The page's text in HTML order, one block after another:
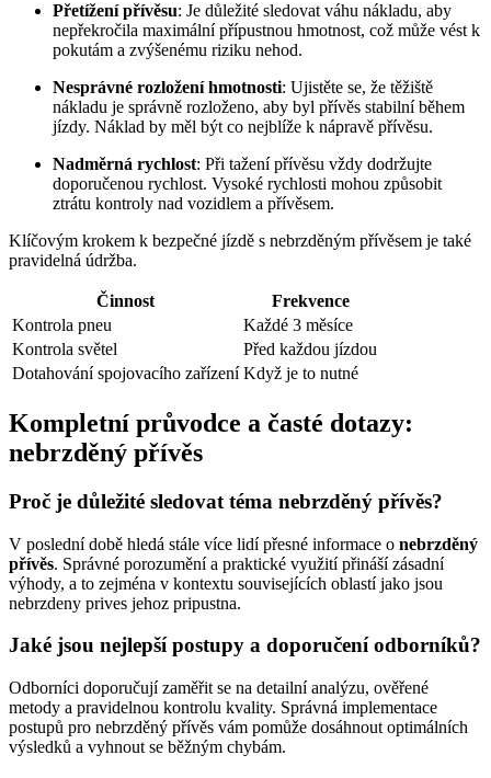
Přetížení přívěsu: Je důležité sledovat váhu nákladu, aby
nepřekročila maximální přípustnou hmotnost, což může vést k
pokutám a zvýšenému riziku nehod.
Nesprávné rozložení hmotnosti: Ujistěte se, že těžiště
nákladu je správně rozloženo, aby byl přívěs stabilní během
jízdy. Náklad by měl být co nejblíže k nápravě přívěsu.
Nadměrná rychlost: Při tažení přívěsu vždy dodržujte
doporučenou rychlost. Vysoké rychlosti mohou způsobit
ztrátu kontroly nad vozidlem a přívěsem.
Klíčovým krokem k bezpečné jízdě s nebrzděným přívěsem je také
pravidelná údržba.
Činnost
Frekvence
Kontrola pneu
Každé 3 měsíce
Kontrola světel
Před každou jízdou
Dotahování spojovacího zařízení Když je to nutné
Kompletní průvodce a časté dotazy:
nebrzděný přívěs
Proč je důležité sledovat téma nebrzděný přívěs?
V poslední době hledá stále více lidí přesné informace o nebrzděný
přívěs. Správné porozumění a praktické využití přináší zásadní
výhody, a to zejména v kontextu souvisejících oblastí jako jsou
nebrzdeny prives jehoz pripustna.
Jaké jsou nejlepší postupy a doporučení odborníků?
Odborníci doporučují zaměřit se na detailní analýzu, ověřené
metody a pravidelnou kontrolu kvality. Správná implementace
postupů pro nebrzděný přívěs vám pomůže dosáhnout optimálních
výsledků a vyhnout se běžným chybám.